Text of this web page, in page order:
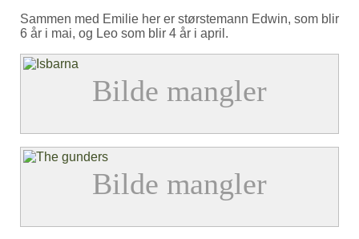
Sammen med Emilie her er størstemann Edwin, som blir
6 år i mai, og Leo som blir 4 år i april.